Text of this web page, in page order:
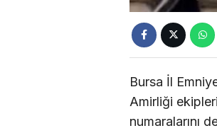
Bursa İl
Amirliği
numaralarını